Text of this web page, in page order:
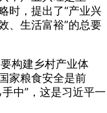
时，提出了“产业兴
、生活富裕”的总要
构建乡村产业体
家粮食安全是前
中”，这是习近平一